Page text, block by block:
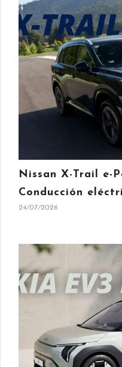
Nissan X-Trail e-
Conducción
24/07/2026